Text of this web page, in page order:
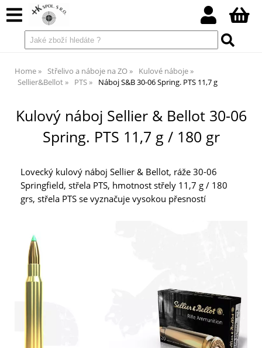
Home Střelivo a náboje na ZO
Kulové náboje
Sellier&Bellot
PTS Náboj S&B 30-06 Spring. PTS 11,7 g
Kulový náboj Sellier & Bellot 30-06
Spring. PTS 11,7 g / 180 gr
Lovecký kulový náboj Sellier & Bellot, ráže 30-06
Springfield, střela PTS, hmotnost střely 11,7 g / 180
grs, střela PTS se vyznačuje vysokou přesností